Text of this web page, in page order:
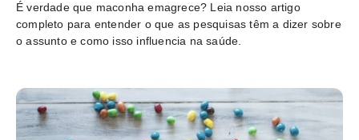
É verdade que maconha emagrece? Leia nosso artigo
completo para entender o que as pesquisas têm a dizer sobre
o assunto e como isso influencia na saúde.